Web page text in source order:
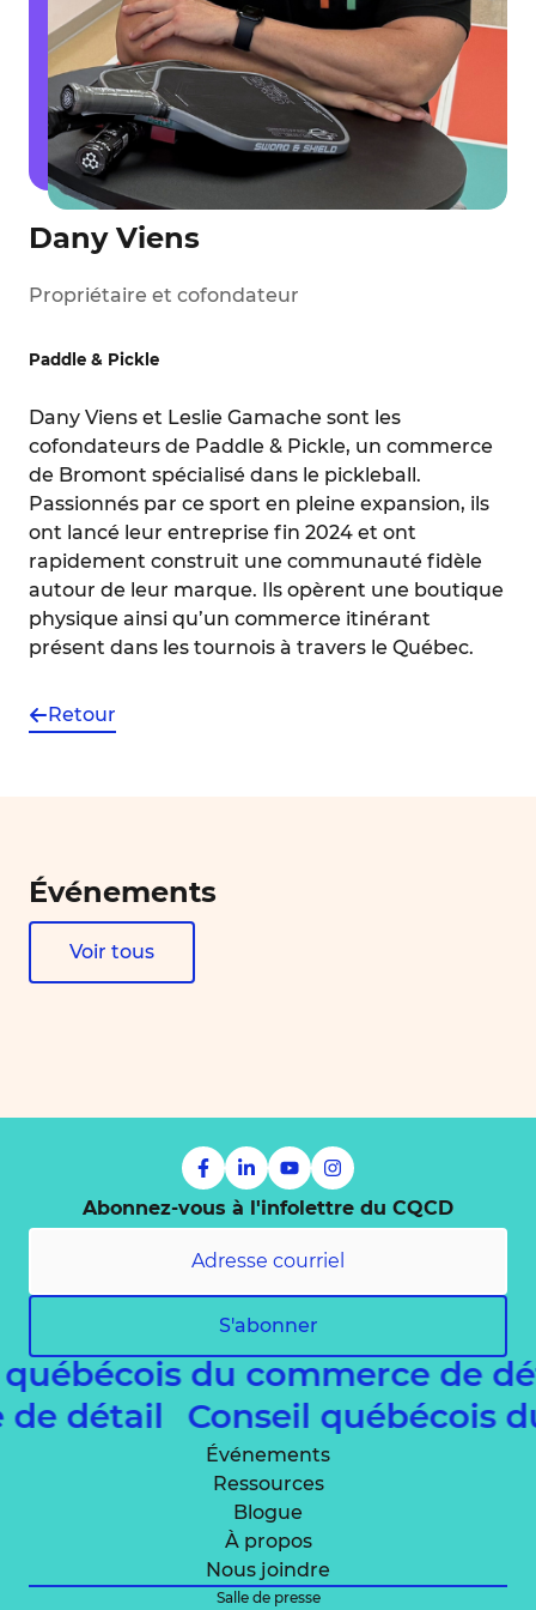
Dany Viens
Propriétaire et cofondateur
Paddle & Pickle
Dany Viens et Leslie Gamache sont les
cofondateurs de Paddle & Pickle, un commerce
de Bromont spécialisé dans le pickleball.
Passionnés par ce sport en pleine expansion, ils
ont lancé leur entreprise fin 2024 et ont
rapidement construit une communauté fidèle
autour de leur marque. Ils opèrent une boutique
physique ainsi qu’un commerce itinérant
présent dans les tournois à travers le Québec.
Retour
Événements
Voir tous
Abonnez-vous à l'infolettre du CQCD
S'abonner
du commerce de
de détailConseil québécois
Événements
Ressources
Blogue
À propos
Nous joindre
Salle de presse